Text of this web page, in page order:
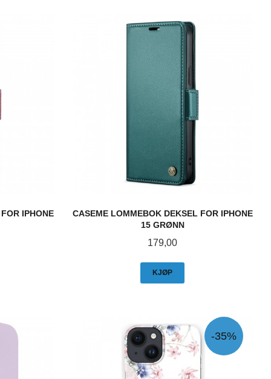
IPHONE
CASEME LOMMEBOK DEKSEL FOR IPHONE
15 GRØNN
Pris
179,00
KJØP
-35%